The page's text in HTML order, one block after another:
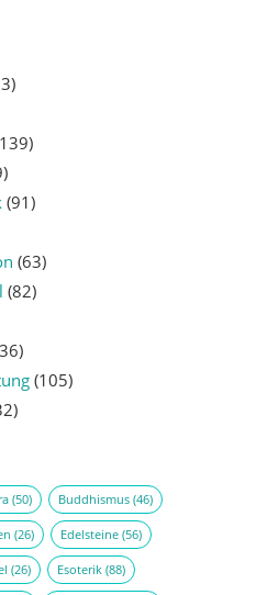
(91)
(63)
(82)
(105)
(50) Buddhismus(46)
(26) Edelsteine(56)
(26) Esoterik(88)